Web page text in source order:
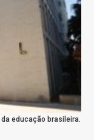
educação brasileira.